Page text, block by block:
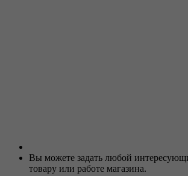
Вы можете задать любой
товару или работе магазина.